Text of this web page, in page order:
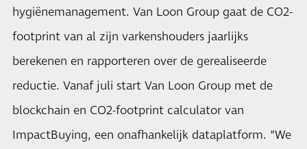
hygiënemanagement. Van Loon Group gaat de CO2-
footprint van al zijn varkenshouders jaarlijks
berekenen en rapporteren over de gerealiseerde
reductie. Vanaf juli start Van Loon Group met de
blockchain en CO2-footprint calculator van
ImpactBuying, een onafhankelijk dataplatform. “We